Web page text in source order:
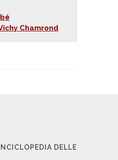
Chamrond
DELLE